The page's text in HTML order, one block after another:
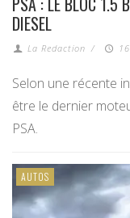
DIESEL
La Redaction /
Selon une récente
être le dernier
PSA.
AUTOS